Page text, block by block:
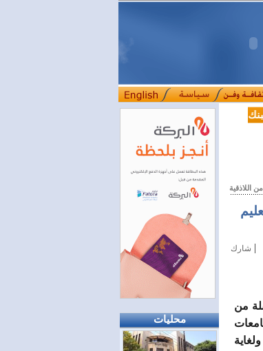
محليات
الدولي لسورية خطوة أساسية نحو بناء قطاع مالي حديث
اللاذقية
شارك |
من
والمدارس والمعاهد التقانية العامة والخاصة لدى كافة الوزارات والجهات المعنية ابتداء من 14/3 ولغاية